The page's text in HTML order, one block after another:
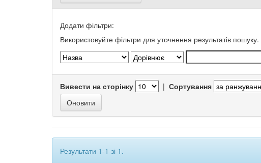
Додати фільтри:
Використовуйте фільтри для уточнення результатів пошуку.
Вивести на сторінку | Сортування
Результати 1-1 зі 1.